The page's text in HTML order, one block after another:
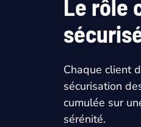
Le rôle
Chaque client
sécurisation
cumulée sur
sérénité.